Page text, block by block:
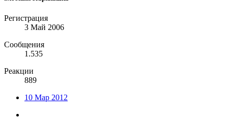
Регистрация
3 Май 2006
Сообщения
1.535
Реакции
889
10 Мар 2012